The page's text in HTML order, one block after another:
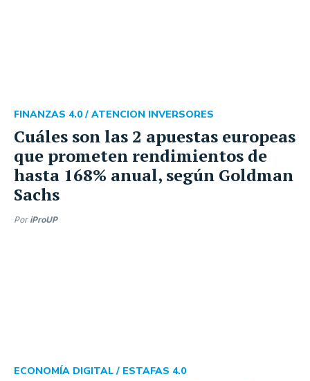
Cuáles son las 2 apuestas europeas
que prometen rendimientos de
hasta 168% anual, según Goldman
Sachs
FINANZAS 4.0 / ATENCION INVERSORES
Por iProUP
ECONOMÍA DIGITAL / ESTAFAS 4.0